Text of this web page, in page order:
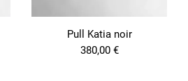
Pull Katia noir
380,00 €